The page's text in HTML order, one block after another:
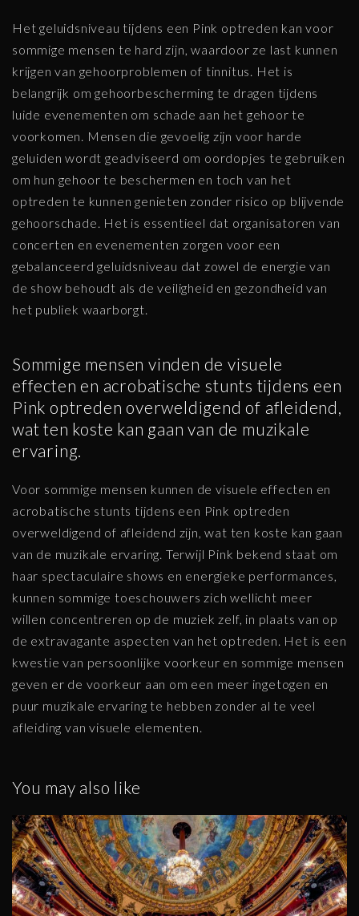
Het geluidsniveau tijdens een Pink optreden kan voor
sommige mensen te hard zijn, waardoor ze last kunnen
krijgen van gehoorproblemen of tinnitus. Het is
belangrijk om gehoorbescherming te dragen tijdens
luide evenementen om schade aan het gehoor te
voorkomen. Mensen die gevoelig zijn voor harde
geluiden wordt geadviseerd om oordopjes te gebruiken
om hun gehoor te beschermen en toch van het
optreden te kunnen genieten zonder risico op blijvende
gehoorschade. Het is essentieel dat organisatoren van
concerten en evenementen zorgen voor een
gebalanceerd geluidsniveau dat zowel de energie van
de show behoudt als de veiligheid en gezondheid van
het publiek waarborgt.
Sommige mensen vinden de visuele
effecten en acrobatische stunts tijdens een
Pink optreden overweldigend of afleidend,
wat ten koste kan gaan van de muzikale
ervaring.
Voor sommige mensen kunnen de visuele effecten en
acrobatische stunts tijdens een Pink optreden
overweldigend of afleidend zijn, wat ten koste kan gaan
van de muzikale ervaring. Terwijl Pink bekend staat om
haar spectaculaire shows en energieke performances,
kunnen sommige toeschouwers zich wellicht meer
willen concentreren op de muziek zelf, in plaats van op
de extravagante aspecten van het optreden. Het is een
kwestie van persoonlijke voorkeur en sommige mensen
geven er de voorkeur aan om een meer ingetogen en
puur muzikale ervaring te hebben zonder al te veel
afleiding van visuele elementen.
You may also like